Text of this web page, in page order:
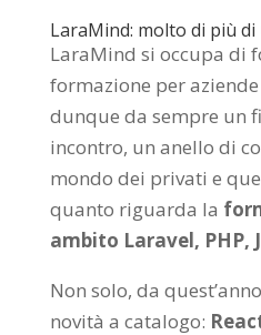
LaraMind: molto di più di
LaraMind si occupa di
formazione per
dunque da sempre un
incontro, un anello di
mondo dei privati e
quanto riguarda la
ambito Laravel, PHP,
Non solo, da
novità a catalogo: